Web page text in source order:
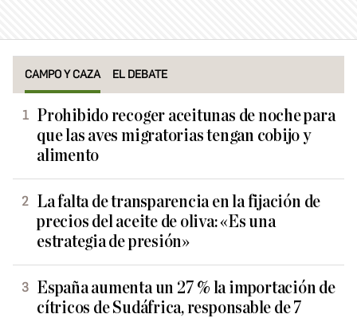
CAMPO Y CAZA EL DEBATE
Prohibido recoger aceitunas de noche para
que las aves migratorias tengan cobijo y
alimento
La falta de transparencia en la fijación de
precios del aceite de oliva: «Es una
estrategia de presión»
España aumenta un 27 % la importación de
cítricos de Sudáfrica, responsable de 7